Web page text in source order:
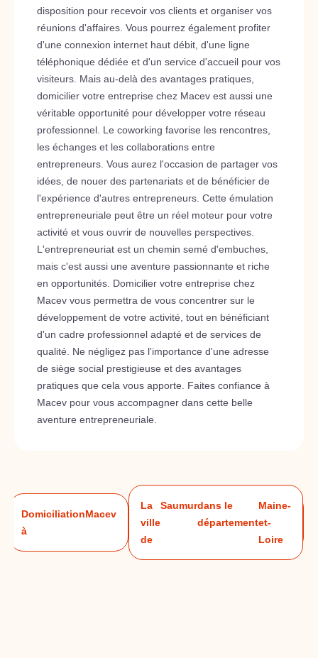
disposition pour recevoir vos clients et organiser vos
réunions d'affaires. Vous pourrez également profiter
d'une connexion internet haut débit, d'une ligne
téléphonique dédiée et d'un service d'accueil pour vos
visiteurs. Mais au-delà des avantages pratiques,
domicilier votre entreprise chez Macev est aussi une
véritable opportunité pour développer votre réseau
professionnel. Le coworking favorise les rencontres,
les échanges et les collaborations entre
entrepreneurs. Vous aurez l'occasion de partager vos
idées, de nouer des partenariats et de bénéficier de
l'expérience d'autres entrepreneurs. Cette émulation
entrepreneuriale peut être un réel moteur pour votre
activité et vous ouvrir de nouvelles perspectives.
L'entrepreneuriat est un chemin semé d'embuches,
mais c'est aussi une aventure passionnante et riche
en opportunités. Domicilier votre entreprise chez
Macev vous permettra de vous concentrer sur le
développement de votre activité, tout en bénéficiant
d'un cadre professionnel adapté et de services de
qualité. Ne négligez pas l'importance d'une adresse
de siège social prestigieuse et des avantages
pratiques que cela vous apporte. Faites confiance à
Macev pour vous accompagner dans cette belle
aventure entrepreneuriale.
Domiciliation
à
Macev
La
ville
de
Saumurdans le
département
Maine-
et-
Loire